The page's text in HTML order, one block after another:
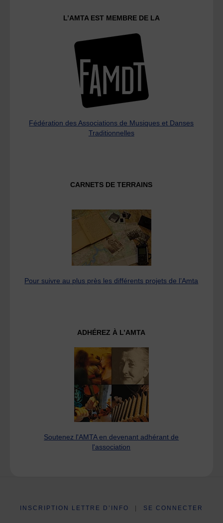
L’AMTA EST MEMBRE DE LA
Fédération des Associations de Musiques et Danses
Traditionnelles
CARNETS DE TERRAINS
Pour suivre au plus près les différents projets de l’Amta
ADHÉREZ À L’AMTA
Soutenez l'AMTA en devenant adhérant de
l'association
INSCRIPTION LETTRE D’INFO SE CONNECTER